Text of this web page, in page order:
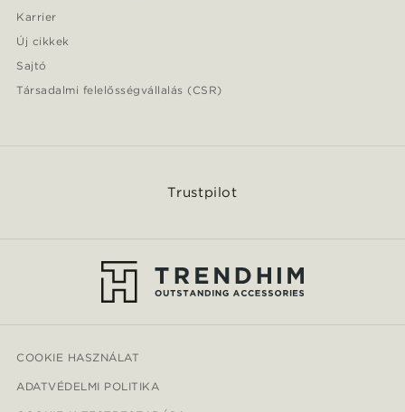
Karrier
Új cikkek
Sajtó
Társadalmi felelősségvállalás (CSR)
Trustpilot
COOKIE HASZNÁLAT
ADATVÉDELMI POLITIKA